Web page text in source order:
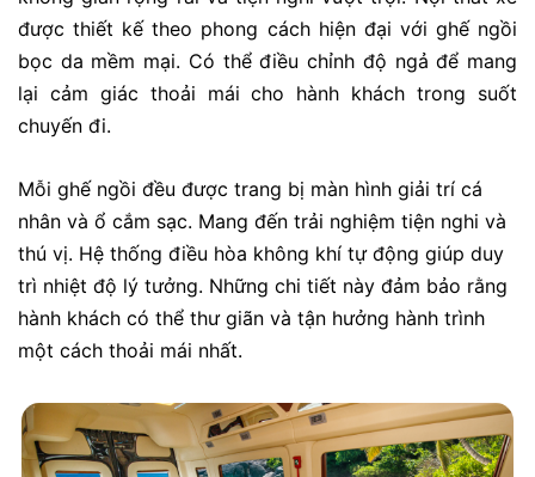
được thiết kế theo phong cách hiện đại với ghế ngồi
bọc da mềm mại. Có thể điều chỉnh độ ngả để mang
lại cảm giác thoải mái cho hành khách trong suốt
chuyến đi.
Mỗi ghế ngồi đều được trang bị màn hình giải trí cá
nhân và ổ cắm sạc. Mang đến trải nghiệm tiện nghi và
thú vị. Hệ thống điều hòa không khí tự động giúp duy
trì nhiệt độ lý tưởng. Những chi tiết này đảm bảo rằng
hành khách có thể thư giãn và tận hưởng hành trình
một cách thoải mái nhất.